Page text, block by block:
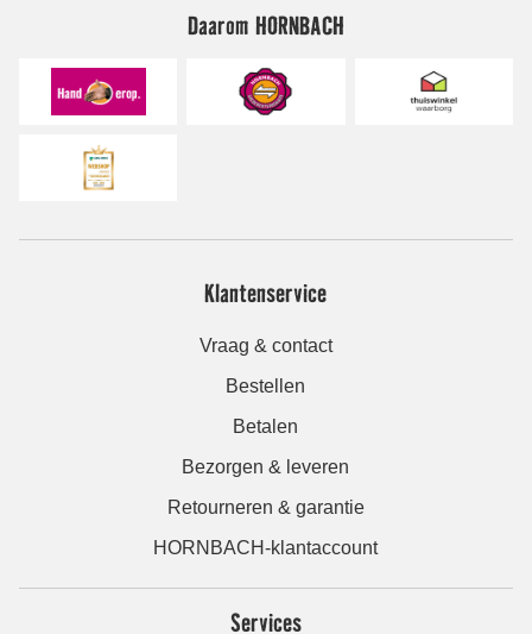
Daarom HORNBACH
Klantenservice
Vraag & contact
Bestellen
Betalen
Bezorgen & leveren
Retourneren & garantie
HORNBACH-klantaccount
Services